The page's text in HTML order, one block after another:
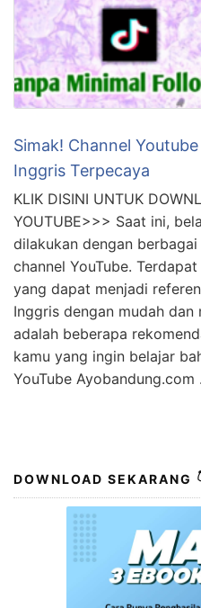
Simak! Channel
Inggris Terpecaya
KLIK DISINI UNTUK
YOUTUBE>>> Saat ini,
dilakukan dengan
channel YouTube.
yang dapat menjadi
Inggris dengan mudah dan
adalah beberapa
kamu yang ingin belajar
YouTube Ayobandung.com
DOWNLOAD SEKARANG